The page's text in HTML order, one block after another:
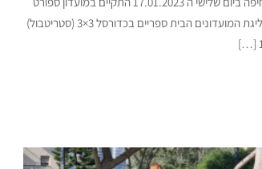
מכבי בחיפה, המחזור הראשון של ליגת המועדונים הבית ספריים בכדורסל 3×3 (סטריטבול)